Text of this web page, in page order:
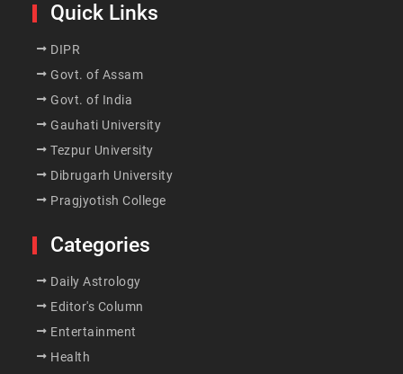
Quick Links
DIPR
Govt. of Assam
Govt. of India
Gauhati University
Tezpur University
Dibrugarh University
Pragjyotish College
Categories
Daily Astrology
Editor's Column
Entertainment
Health